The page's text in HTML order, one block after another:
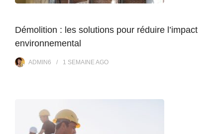
Démolition : les solutions pour réduire l’impact
environnemental
ADMIN6 1 SEMAINE AGO